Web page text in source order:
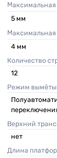
5 мм
4 мм
Количество
12
Режим
Верхний
нет
Длина